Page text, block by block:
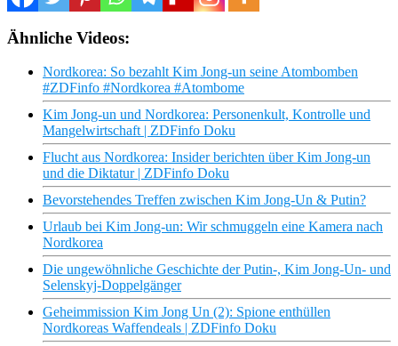
Ähnliche Videos:
Nordkorea: So bezahlt Kim Jong-un seine Atombomben
#ZDFinfo #Nordkorea #Atombome
Kim Jong-un und Nordkorea: Personenkult, Kontrolle und
Mangelwirtschaft | ZDFinfo Doku
Flucht aus Nordkorea: Insider berichten über Kim Jong-un
und die Diktatur | ZDFinfo Doku
Bevorstehendes Treffen zwischen Kim Jong-Un & Putin?
Urlaub bei Kim Jong-un: Wir schmuggeln eine Kamera nach
Nordkorea
Die ungewöhnliche Geschichte der Putin-, Kim Jong-Un- und
Selenskyj-Doppelgänger
Geheimmission Kim Jong Un (2): Spione enthüllen
Nordkoreas Waffendeals | ZDFinfo Doku